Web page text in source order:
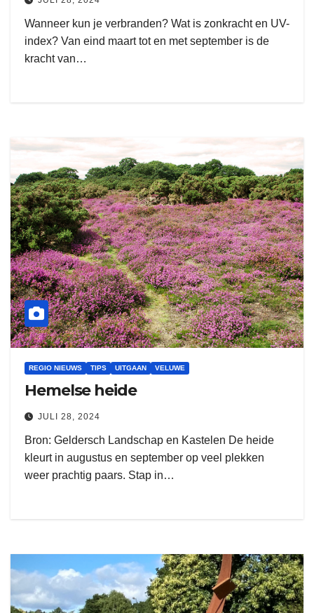
Wanneer kun je verbranden? Wat is zonkracht en UV-
index? Van eind maart tot en met september is de
kracht van…
REGIO NIEUWS TIPS UITGAAN VELUWE
Hemelse heide
JULI 28, 2024
Bron: Geldersch Landschap en Kastelen De heide
kleurt in augustus en september op veel plekken
weer prachtig paars. Stap in…